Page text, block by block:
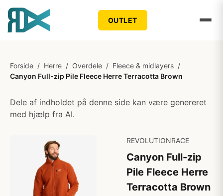
OUTLET
Forside / Herre / Overdele / Fleece & midlayers /
Canyon Full-zip Pile Fleece Herre Terracotta Brown
Dele af indholdet på denne side kan være genereret
med hjælp fra AI.
REVOLUTIONRACE
Canyon Full-zip
Pile Fleece Herre
Terracotta Brown